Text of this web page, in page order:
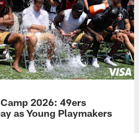
2026: 49ers
as Young Playmakers